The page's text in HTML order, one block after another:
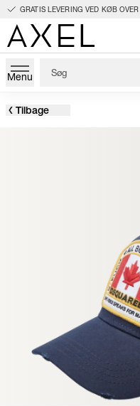
GRATIS LEVERING VED KØB
Menu
Tilbage